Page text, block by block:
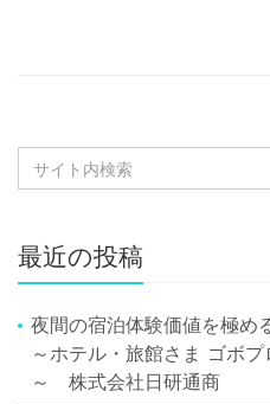
最近の投稿
夜間の宿泊体験価値を極め
～ホテル・旅館さま ゴボ
～ 株式会社日研通商